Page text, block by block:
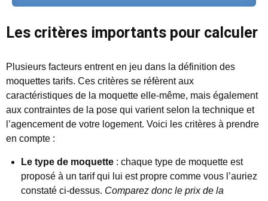
Les critères importants pour calculer
Plusieurs facteurs entrent en jeu dans la définition des
moquettes tarifs. Ces critères se réfèrent aux
caractéristiques de la moquette elle-même, mais également
aux contraintes de la pose qui varient selon la technique et
l’agencement de votre logement. Voici les critères à prendre
en compte :
Le type de moquette : chaque type de moquette est
proposé à un tarif qui lui est propre comme vous l’auriez
constaté ci-dessus. Comparez donc le prix de la